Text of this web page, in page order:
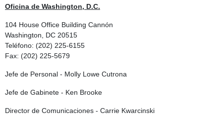
Oficina de Washington, D.C.
104 House Office Building Cannón
Washington, DC 20515
Teléfono: (202) 225-6155
Fax: (202) 225-5679
Jefe de Personal - Molly Lowe Cutrona
Jefe de Gabinete - Ken Brooke
Director de Comunicaciones - Carrie Kwarcinski